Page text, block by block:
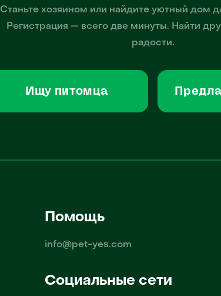
Станьте хозяином или найдите уютный дом
Регистрация — всего две минуты. Найти
радости.
Ищу питомца
Помощь
info@pet-yes.com
Социальные сети